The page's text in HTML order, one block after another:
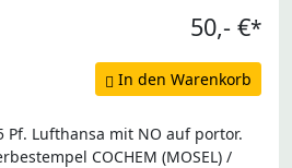
50,- €*
In den Warenkorb
Pf. Lufthansa mit NO auf portor.
COCHEM (MOSEL) /